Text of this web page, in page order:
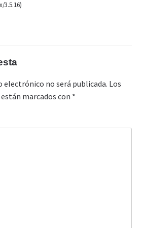
3.5.16)
electrónico no será publicada. Los
marcados con *